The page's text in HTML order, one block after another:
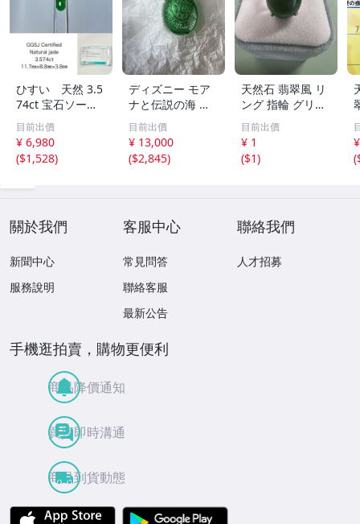
ひすい 天然 3.5
74ct 宝石ソーテ
ィング付き 11.7
㎜×8.8㎜×3.8㎜
ルース（ 裸石 ）
Y10181SA
目前出價
¥ 6,980
($1,528)
ディズニー モア
ナと伝説の海 テ
フィティの心 新
品 未開封
目前出價
¥ 13,000
($2,845)
天然石 翡翠風 リ
ング 指輪 グリー
ン系 ヴィンテー
ジアクセサリー
目前出價
¥ 1
($1)
-
(
關於我們
新聞中心
服務說明
客服中心
常見問答
聯絡客服
最新公告
聯絡我們
人才招募
手機逛拍賣，購物更便利
商品降價通知
買賣即時溝通
商品到貨動態
APP Store